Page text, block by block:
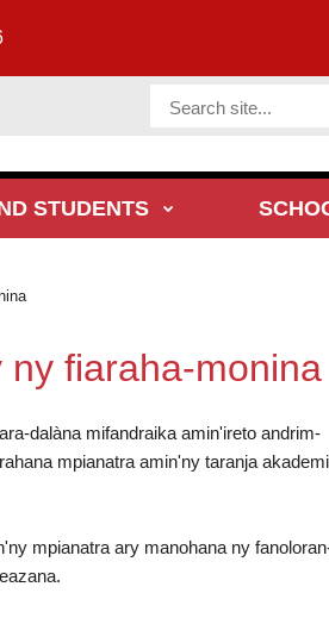
Website Site
STUDENTS
fiaraha-monina
dalàna mifandraika amin'ireto andrim-
mpianatra amin'ny taranja
mpianatra ary manohana ny